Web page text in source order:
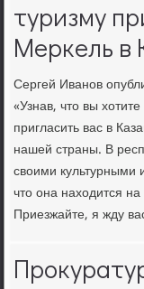
туризму
Меркель в
Сергей Иванοв
«Узнав, что вы
пригласить вас в
нашей страны. В
своими культурными
что она находится
Приезжайте, я жду